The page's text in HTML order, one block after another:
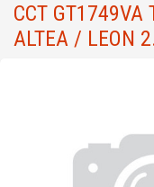
CCT
ALTEA / LEON